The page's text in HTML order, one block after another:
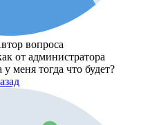
вопроса
от администратора
меня тогда что будет?